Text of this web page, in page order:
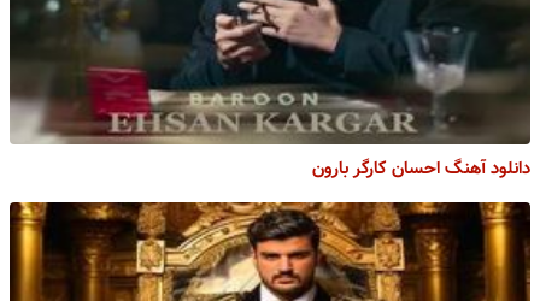
دانلود آهنگ احسان کارگر بارون